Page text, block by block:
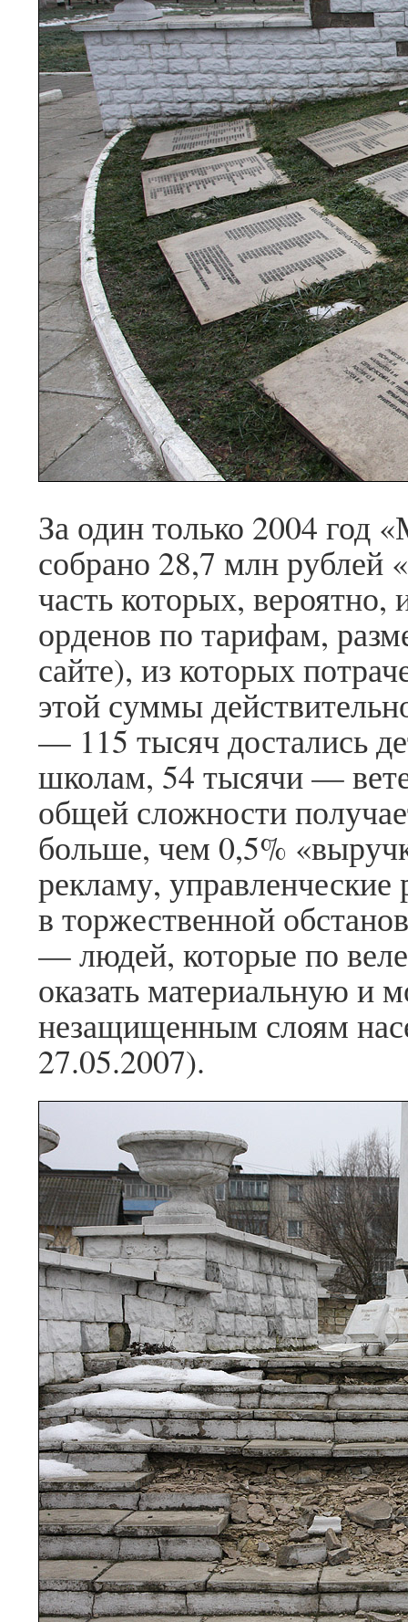
За один только 2004 год
собрано 28,7 млн рублей
часть которых,
орденов по тарифам,
сайте), из которых
этой суммы
— 115 тысяч достались
школам, 54 тысячи —
общей сложности
больше, чем 0,5%
рекламу,
в торжественной
— людей, которые по
оказать материальную и
незащищенным слоям
27.05.2007).